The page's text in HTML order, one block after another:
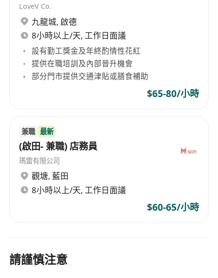
LoveV Co.
九龍城, 啟德
8小時以上/天, 工作日面議
設有勤工獎金及年終酌情性花紅
提供在職培訓及內部晉升機會
部分門市提供交通津貼或膳食補助
$65-80/小時
兼職 最新
(啟田- 兼職) 店務員
瑪雷有限公司
觀塘, 藍田
8小時以上/天, 工作日面議
$60-65/小時
請謹慎注意